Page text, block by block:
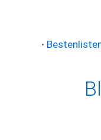
•